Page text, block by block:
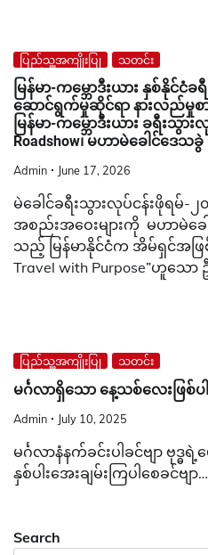
ပြည်သူ့အကျိုးပြု သတင်း
မြန်မာ-ကမ္ဘောဒီးယား နှစ်နိုင်ငံခ
ဆောင်ရွက်မှုဆိုင်ရာ နားလည်မှု
မြန်မာ-ကမ္ဘောဒီးယား ခရီးသွာ
Roadshow၊ မဟာမဲခေါင်ဒေသ
Admin June 17, 2026
မဲခေါင်ခရီးသွားလုပ်ငန်းဖိုရမ်-
အစည်းအဝေးများကို မဟာမဲခ
သည့် မြန်မာနိုင်ငံက အိမ်ရှင်အဖြစ်
Travel with Purpose”ဟူသေ
ပြည်သူ့အကျိုးပြု သတင်း
မင်္ဂလာရှိသော နေ့သစ်လေးဖြစ်ပ
Admin July 10, 2025
မင်္ဂလာနံနက်ခင်းပါခင်ဗျာ ဗု
နှစ်ပါးအေးချမ်းကြပါစေခင်ဗျာ…
Search